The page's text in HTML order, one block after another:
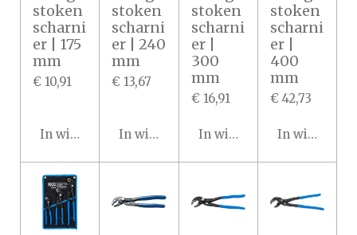
stoken
scharni
er | 175
mm
€ 10,91
In winkelwagen
stoken
scharni
er | 240
mm
€ 13,67
In winkelwagen
stoken
scharni
er |
300
mm
€ 16,91
In winkelwagen
stoken
scharni
er |
400
mm
€ 42,73
In